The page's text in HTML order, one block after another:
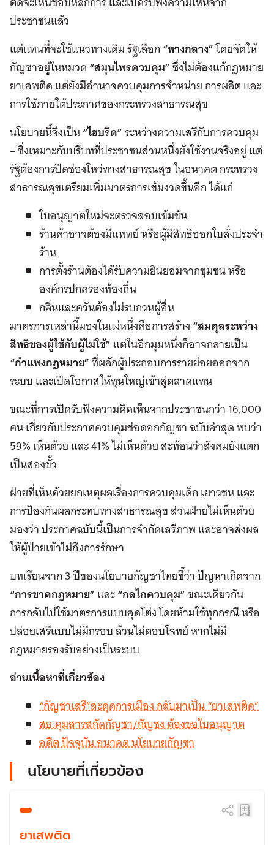
ประชาชนแล้ว
แต่แทนที่จะใช้แนวทางเดิม รัฐเลือก“ทางกลาง”โดยจัดให้
กัญชาอยู่ในหมวด“สมุนไพรควบคุม”ซึ่งไม่ต้องแก้กฎหมาย
ยาเสพติด แต่ยังมีอำนาจควบคุมการจำหน่าย การผลิต และ
การใช้ภายใต้ประกาศของกระทรวงสาธารณสุข
นโยบายนี้จึงเป็น“ไฮบริด”ระหว่างความเสรีกับการควบคุม
– ซึ่งเหมาะกับบริบทที่ประชาชนส่วนหนึ่งยังใช้งานจริงอยู่ แต่
รัฐต้องการปิดช่องโหว่ทางสาธารณสุข ในอนาคต กระทรวง
สาธารณสุขเตรียมเพิ่มมาตรการเข้มงวดขึ้นอีก ได้แก่
ใบอนุญาตใหม่จะตรวจสอบเข้มข้น
ร้านค้าอาจต้องมีแพทย์ หรือผู้มีสิทธิออกใบสั่งประจำ
ร้าน
การตั้งร้านต้องได้รับความยินยอมจากชุมชน หรือ
องค์กรปกครองท้องถิ่น
กลิ่นและควันต้องไม่รบกวนผู้อื่น
มาตรการเหล่านี้มองในแง่หนึ่งคือการสร้าง“สมดุลระหว่าง
สิทธิของผู้ใช้กับผู้ไม่ใช้”แต่ในอีกมุมหนึ่งก็อาจกลายเป็น
“กำแพงกฎหมาย”ที่ผลักผู้ประกอบการรายย่อยออกจาก
ระบบ และเปิดโอกาสให้ทุนใหญ่เข้าสู่ตลาดแทน
ขณะที่การเปิดรับฟังความคิดเห็นจากประชาชนกว่า 16,000
คน เกี่ยวกับประกาศควบคุมช่อดอกกัญชา ฉบับล่าสุด พบว่า
59% เห็นด้วย และ 41% ไม่เห็นด้วย สะท้อนว่าสังคมยังแตก
เป็นสองขั้ว
ฝ่ายที่เห็นด้วยยกเหตุผลเรื่องการควบคุมเด็ก เยาวชน และ
การป้องกันผลกระทบทางสาธารณสุข ส่วนฝ่ายไม่เห็นด้วย
มองว่า ประกาศฉบับนี้เป็นการจำกัดเสรีภาพ และอาจส่งผล
ให้ผู้ป่วยเข้าไม่ถึงการรักษา
บทเรียนจาก 3 ปีของนโยบายกัญชาไทยชี้ว่า ปัญหาเกิดจาก
“การขาดกฎหมาย”และ“กลไกควบคุม”ขณะเดียวกัน
การกลับไปใช้มาตรการแบบสุดโต่ง โดยห้ามใช้ทุกกรณี หรือ
ปล่อยเสรีแบบไม่มีกรอบ ล้วนไม่ตอบโจทย์ หากไม่มี
กฎหมายรองรับอย่างเป็นระบบ
อ่านเนื้อหาที่เกี่ยวข้อง
“กัญชาเสรี”สะดุดการเมือง กลับมาเป็น “ยาเสพติด”
สธ.คุมสารสกัดกัญชา/กัญชง ต้องขอใบอนุญาต
อดีต ปัจจุบัน อนาคต นโยบายกัญชา
นโยบายที่เกี่ยวข้อง
ยาเสพติด